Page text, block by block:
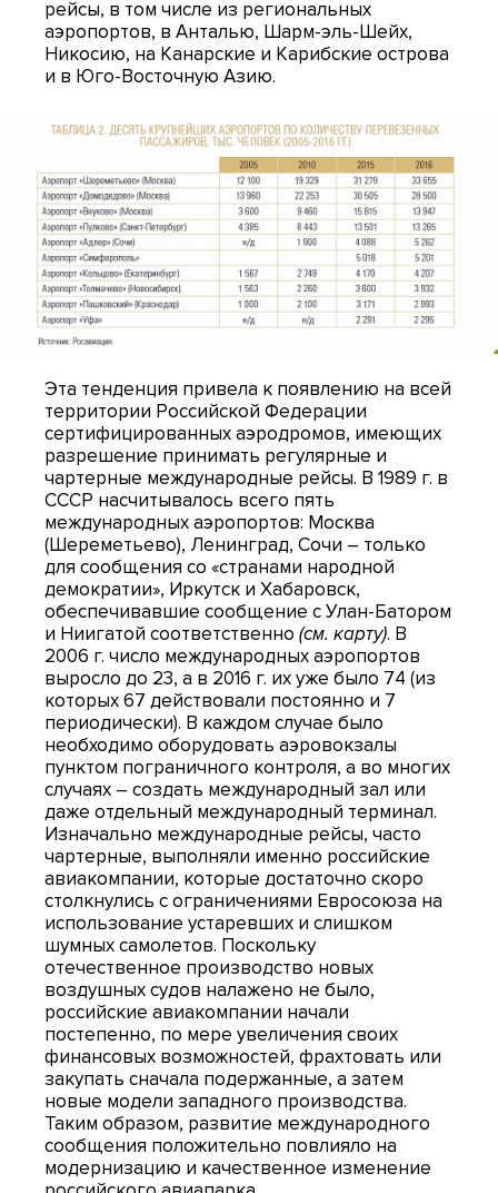
рейсы, в том числе из региональных
аэропортов, в Анталью, Шарм-эль-Шейх,
Никосию, на Канарские и Карибские острова
и в Юго-Восточную Азию.
Эта тенденция привела к появлению на всей
территории Российской Федерации
сертифицированных аэродромов, имеющих
разрешение принимать регулярные и
чартерные международные рейсы. В 1989 г. в
СССР насчитывалось всего пять
международных аэропортов: Москва
(Шереметьево), Ленинград, Сочи – только
для сообщения со «странами народной
демократии», Иркутск и Хабаровск,
обеспечивавшие сообщение с Улан-Батором
и Ниигатой соответственно (см. карту). В
2006 г. число международных аэропортов
выросло до 23, а в 2016 г. их уже было 74 (из
которых 67 действовали постоянно и 7
периодически). В каждом случае было
необходимо оборудовать аэровокзалы
пунктом пограничного контроля, а во многих
случаях – создать международный зал или
даже отдельный международный терминал.
Изначально международные рейсы, часто
чартерные, выполняли именно российские
авиакомпании, которые достаточно скоро
столкнулись с ограничениями Евросоюза на
использование устаревших и слишком
шумных самолетов. Поскольку
отечественное производство новых
воздушных судов налажено не было,
российские авиакомпании начали
постепенно, по мере увеличения своих
финансовых возможностей, фрахтовать или
закупать сначала подержанные, а затем
новые модели западного производства.
Таким образом, развитие международного
сообщения положительно повлияло на
модернизацию и качественное изменение